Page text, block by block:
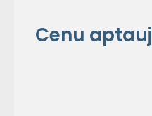
Cenu